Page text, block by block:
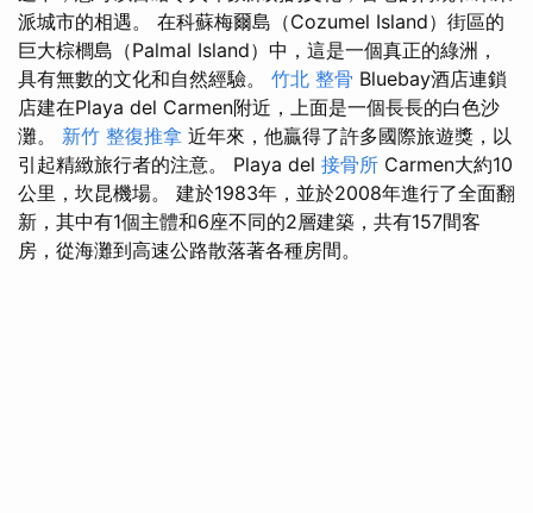
派城市的相遇。 在科蘇梅爾島（Cozumel Island）街區的
巨大棕櫚島（Palmal Island）中，這是一個真正的綠洲，
具有無數的文化和自然經驗。 竹北 整骨 Bluebay酒店連鎖
店建在Playa del Carmen附近，上面是一個長長的白色沙
灘。 新竹 整復推拿 近年來，他贏得了許多國際旅遊獎，以
引起精緻旅行者的注意。 Playa del 接骨所 Carmen大約10
公里，坎昆機場。 建於1983年，並於2008年進行了全面翻
新，其中有1個主體和6座不同的2層建築，共有157間客
房，從海灘到高速公路散落著各種房間。